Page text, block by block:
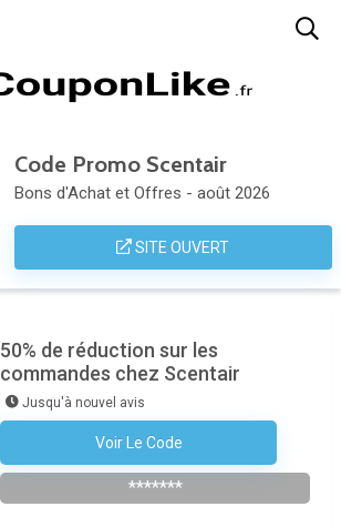
Code Promo Scentair
Bons d'Achat et Offres - août 2026
SITE OUVERT
50% de réduction sur les
commandes chez Scentair
Jusqu'à nouvel avis
Voir Le Code
S'inscrire À La Newsletter
*******